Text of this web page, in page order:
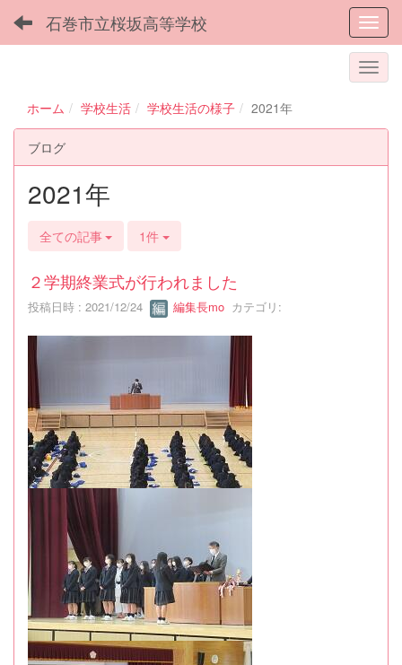
石巻市立桜坂高等学校
ホーム 学校生活 学校生活の様子 2021年
ブログ
2021年
全ての記事 1件
２学期終業式が行われました
投稿日時 : 2021/12/24 編集長mo カテゴリ: